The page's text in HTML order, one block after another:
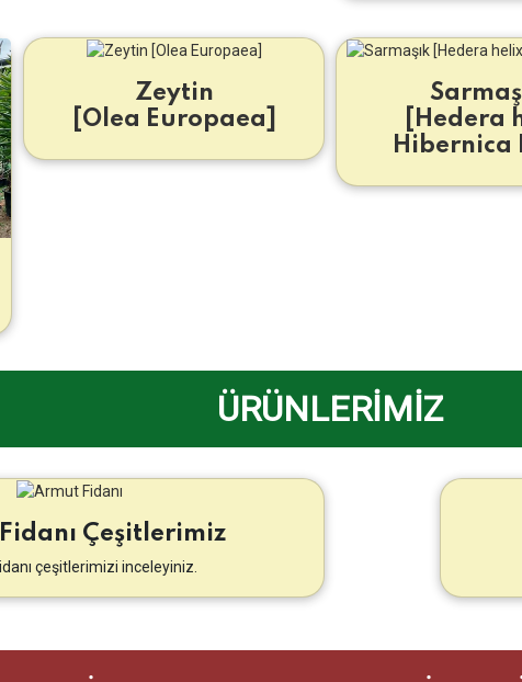
Zeytin
[Olea Europaea]
[Hedera
Hibernica
ÜRÜNLERİMİZ
Çeşitlerimiz
çeşitlerimizi inceleyiniz.